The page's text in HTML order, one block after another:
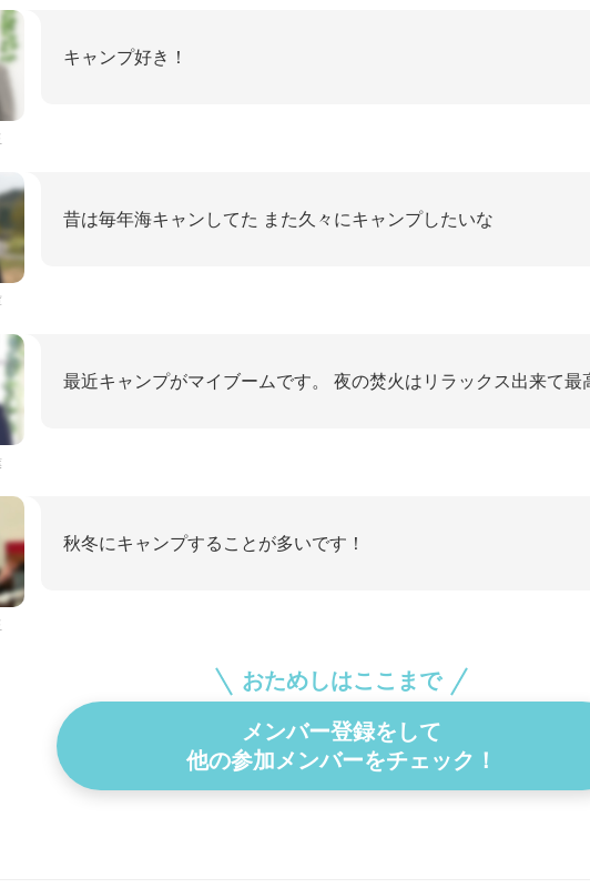
キャンプ好き！
昔は毎年海キャンしてた また久々にキャンプしたいな
最近キャンプがマイブームです。 夜の焚火はリラックス出来て最
秋冬にキャンプすることが多いです！
おためしはここまで
メンバー登録をして
他の参加メンバーをチェック！